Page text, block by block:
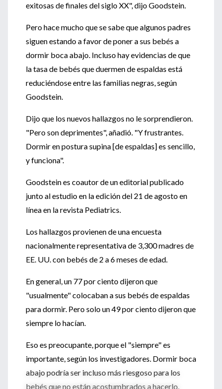
exitosas de finales del siglo XX", dijo Goodstein.
Pero hace mucho que se sabe que algunos padres
siguen estando a favor de poner a sus bebés a
dormir boca abajo. Incluso hay evidencias de que
la tasa de bebés que duermen de espaldas está
reduciéndose entre las familias negras, según
Goodstein.
Dijo que los nuevos hallazgos no le sorprendieron.
"Pero son deprimentes", añadió. "Y frustrantes.
Dormir en postura supina [de espaldas] es sencillo,
y funciona".
Goodstein es coautor de un editorial publicado
junto al estudio en la edición del 21 de agosto en
línea en la revista Pediatrics.
Los hallazgos provienen de una encuesta
nacionalmente representativa de 3,300 madres de
EE. UU. con bebés de 2 a 6 meses de edad.
En general, un 77 por ciento dijeron que
"usualmente" colocaban a sus bebés de espaldas
para dormir. Pero solo un 49 por ciento dijeron que
siempre lo hacían.
Eso es preocupante, porque el "siempre" es
importante, según los investigadores. Dormir boca
abajo podría ser incluso más riesgoso para los
bebés que no están acostumbrados a hacerlo.